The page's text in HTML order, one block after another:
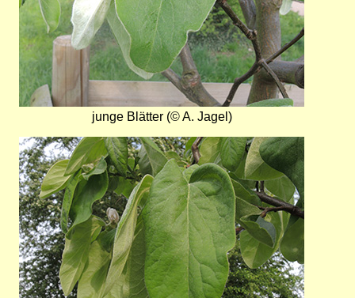
junge Blätter (© A. Jagel)
Bild